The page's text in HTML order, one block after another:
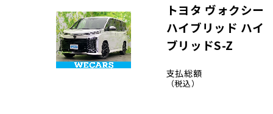
トヨタ ヴォクシー
ハイブリッド ハイ
ブリッドS-Z
支払総額
（税込）